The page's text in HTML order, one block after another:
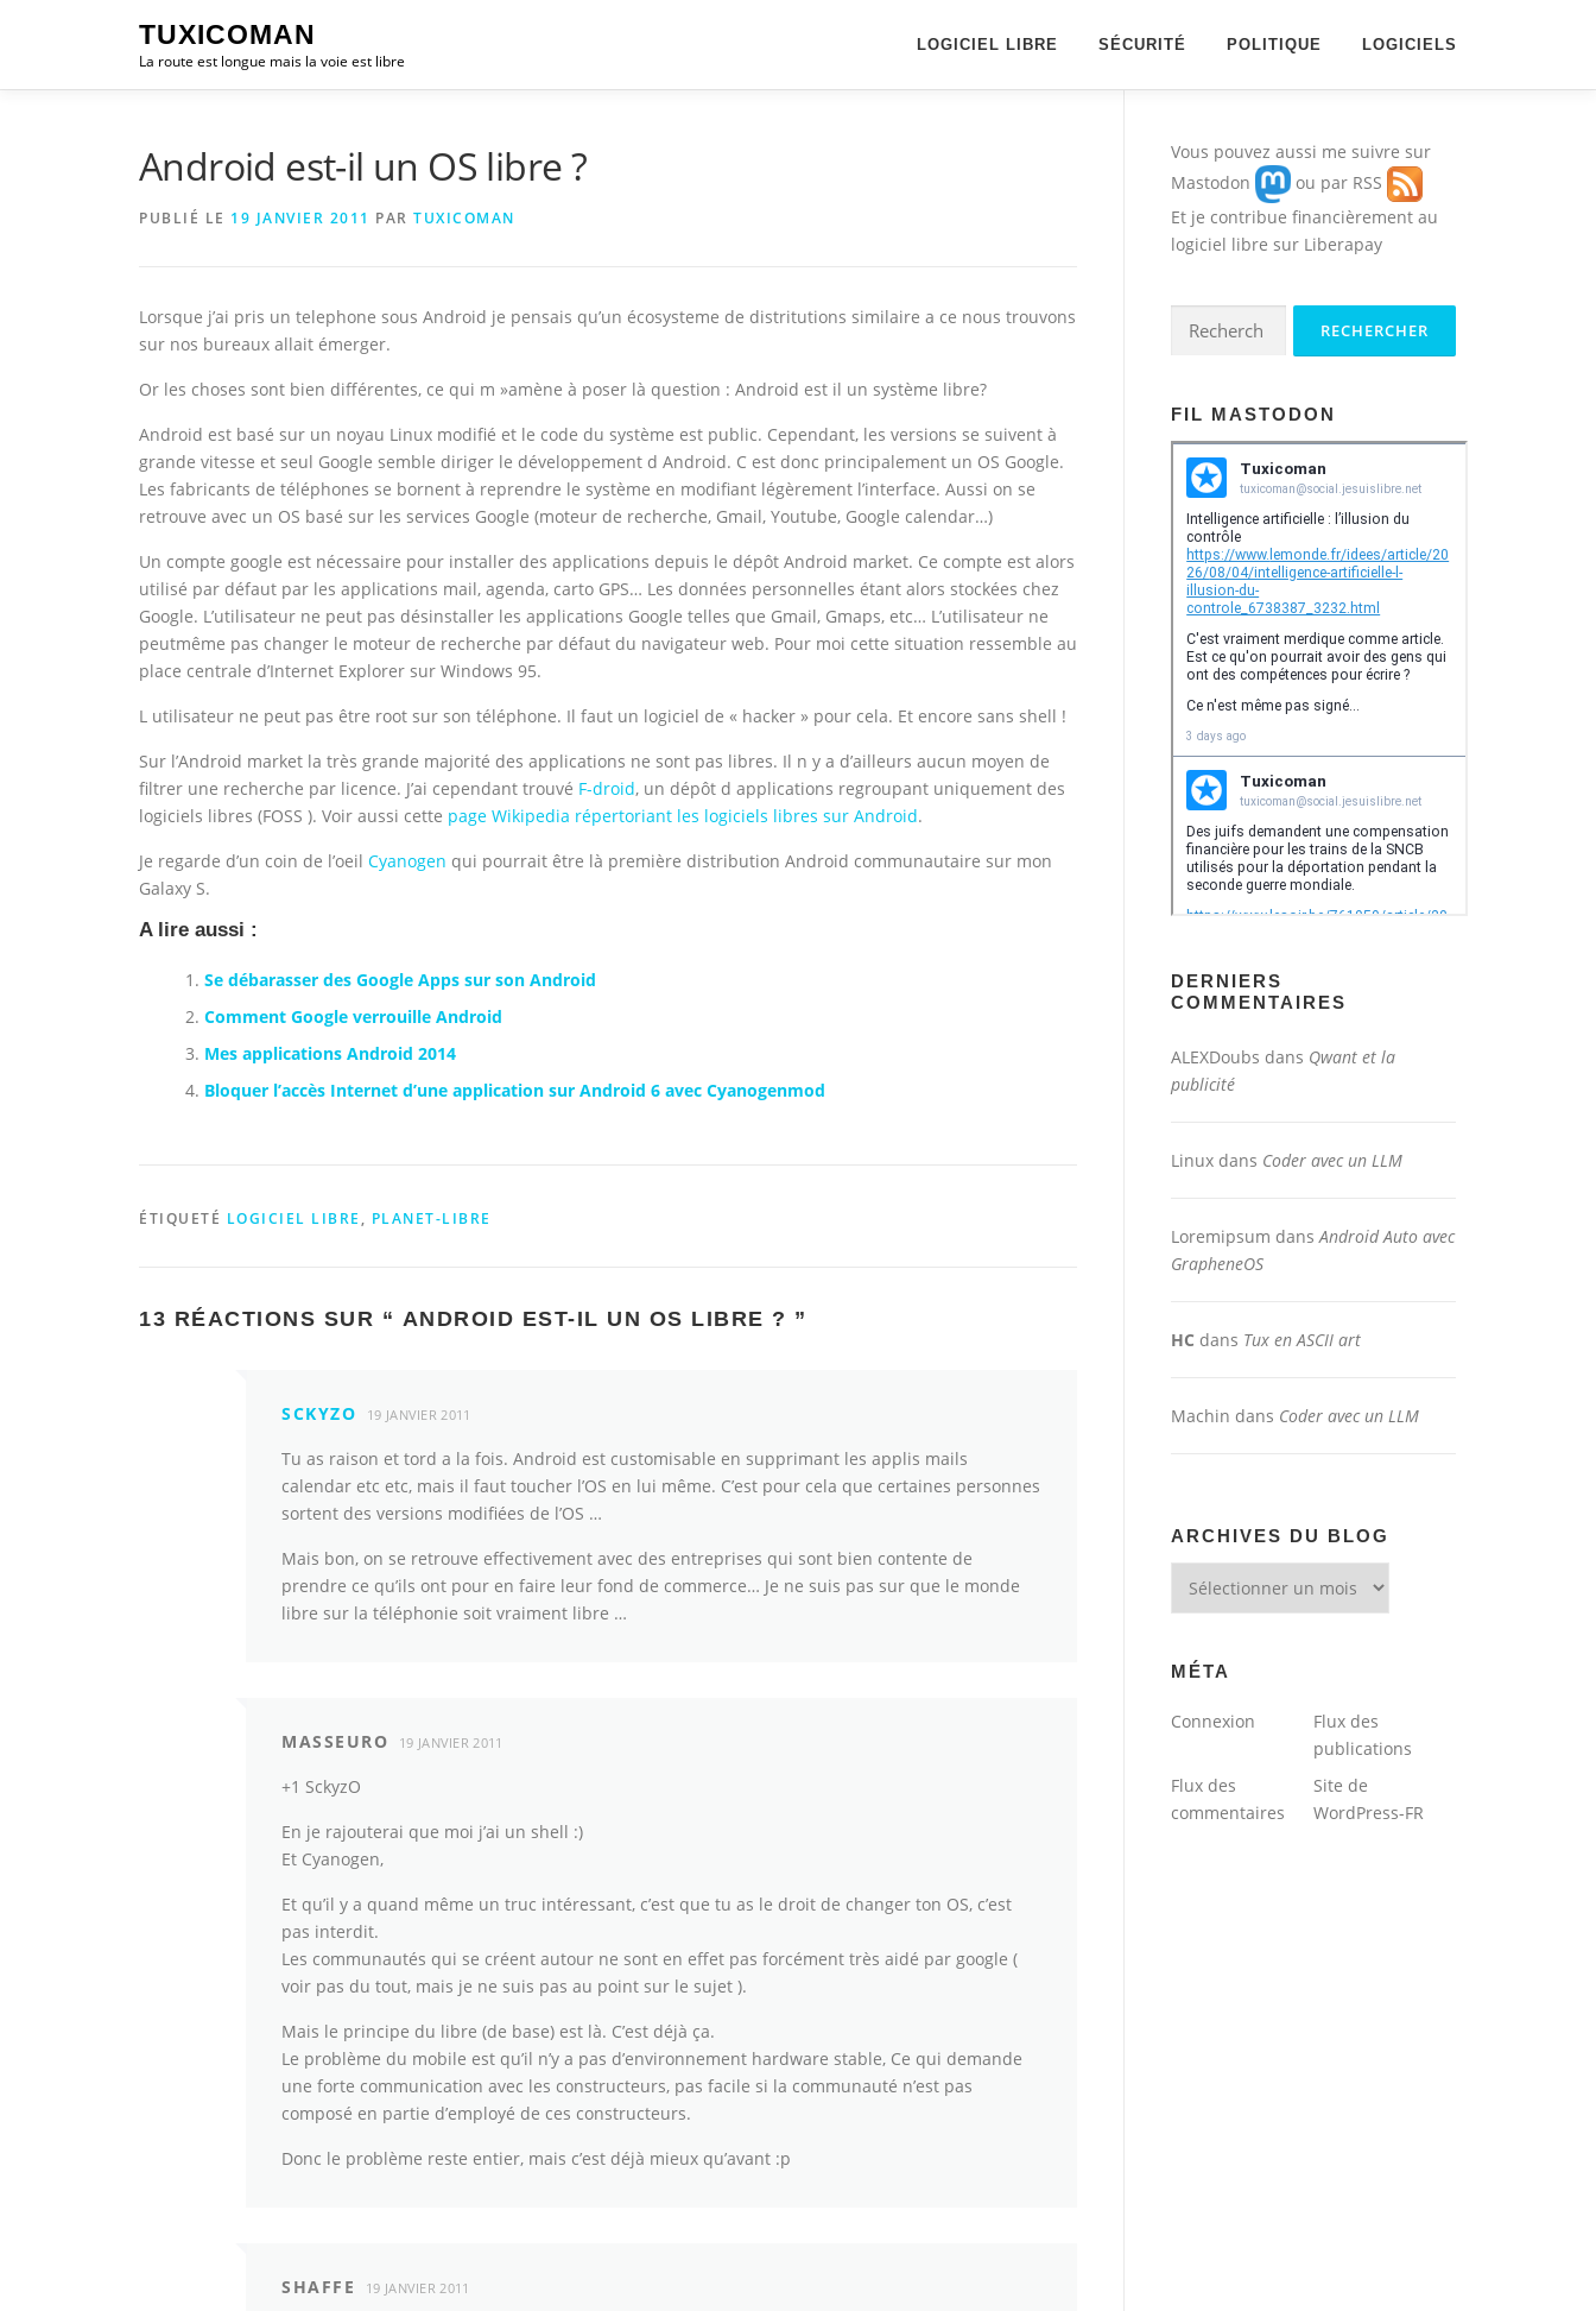
TUXICOMAN
La route est longue mais la voie est libre
LOGICIEL LIBRE SÉCURITÉ POLITIQUE LOGICIELS
Android est-il un OS libre ?
PUBLIÉ LE 19 JANVIER 2011 PAR TUXICOMAN
Lorsque j’ai pris un telephone sous Android je pensais qu’un écosysteme de distritutions similaire a ce nous trouvons
sur nos bureaux allait émerger.
Or les choses sont bien différentes, ce qui m »amène à poser là question : Android est il un système libre?
Android est basé sur un noyau Linux modifié et le code du système est public. Cependant, les versions se suivent à
grande vitesse et seul Google semble diriger le développement d Android. C est donc principalement un OS Google.
Les fabricants de téléphones se bornent à reprendre le système en modifiant légèrement l’interface. Aussi on se
retrouve avec un OS basé sur les services Google (moteur de recherche, Gmail, Youtube, Google calendar…)
Un compte google est nécessaire pour installer des applications depuis le dépôt Android market. Ce compte est alors
utilisé par défaut par les applications mail, agenda, carto GPS… Les données personnelles étant alors stockées chez
Google. L’utilisateur ne peut pas désinstaller les applications Google telles que Gmail, Gmaps, etc… L’utilisateur ne
peutmême pas changer le moteur de recherche par défaut du navigateur web. Pour moi cette situation ressemble au
place centrale d’Internet Explorer sur Windows 95.
L utilisateur ne peut pas être root sur son téléphone. Il faut un logiciel de « hacker » pour cela. Et encore sans shell !
Sur l’Android market la très grande majorité des applications ne sont pas libres. Il n y a d’ailleurs aucun moyen de
filtrer une recherche par licence. J’ai cependant trouvé F-droid, un dépôt d applications regroupant uniquement des
logiciels libres (FOSS ). Voir aussi cette page Wikipedia répertoriant les logiciels libres sur Android.
Je regarde d’un coin de l’oeil Cyanogen qui pourrait être là première distribution Android communautaire sur mon
Galaxy S.
A lire aussi :
Se débarasser des Google Apps sur son Android
Comment Google verrouille Android
Mes applications Android 2014
Bloquer l’accès Internet d’une application sur Android 6 avec Cyanogenmod
ÉTIQUETÉ LOGICIEL LIBRE , PLANET-LIBRE
13 RÉACTIONS SUR “ ANDROID EST-IL UN OS LIBRE ? ”
SCKYZO 19 JANVIER 2011
Tu as raison et tord a la fois. Android est customisable en supprimant les applis mails
calendar etc etc, mais il faut toucher l’OS en lui même. C’est pour cela que certaines personnes
sortent des versions modifiées de l’OS …
Mais bon, on se retrouve effectivement avec des entreprises qui sont bien contente de
prendre ce qu’ils ont pour en faire leur fond de commerce… Je ne suis pas sur que le monde
libre sur la téléphonie soit vraiment libre …
MASSEURO 19 JANVIER 2011
+1 SckyzO
En je rajouterai que moi j’ai un shell :)
Et Cyanogen,
Et qu’il y a quand même un truc intéressant, c’est que tu as le droit de changer ton OS, c’est
pas interdit.
Les communautés qui se créent autour ne sont en effet pas forcément très aidé par google (
voir pas du tout, mais je ne suis pas au point sur le sujet ).
Mais le principe du libre (de base) est là. C’est déjà ça.
Le problème du mobile est qu’il n’y a pas d’environnement hardware stable, Ce qui demande
une forte communication avec les constructeurs, pas facile si la communauté n’est pas
composé en partie d’employé de ces constructeurs.
Donc le problème reste entier, mais c’est déjà mieux qu’avant :p
SHAFFE 19 JANVIER 2011
Vous pouvez aussi me suivre sur
Mastodon
ou par RSS
Et je contribue financièrement au
logiciel libre sur Liberapay
Rechercher :
FIL MASTODON
DERNIERS
COMMENTAIRES
ALEXDoubs dans Qwant et la
publicité
Linux dans Coder avec un LLM
Loremipsum dansAndroid Auto avec
GrapheneOS
HC dans Tux en ASCII art
Machin dans Coder avec un LLM
ARCHIVES DU BLOG
du
MÉTA
Connexion
Flux des
publications
Flux des
commentaires
Site de
WordPress-FR